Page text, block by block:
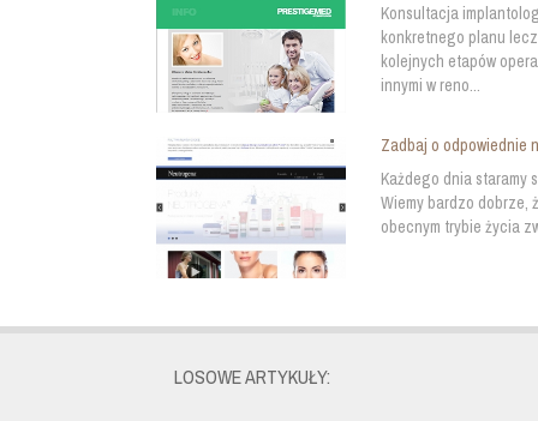
Konsultacja
konkretnego planu
kolejnych etapów
innymi w reno...
Zadbaj o odpowiednie
Każdego dnia staramy
Wiemy bardzo
obecnym trybie życia
LOSOWE ARTYKUŁY: